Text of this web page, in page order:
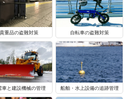
貴重品の盗難対策 自転車の盗難対策
車と建設機械の管理 船舶・水上設備の追跡管理